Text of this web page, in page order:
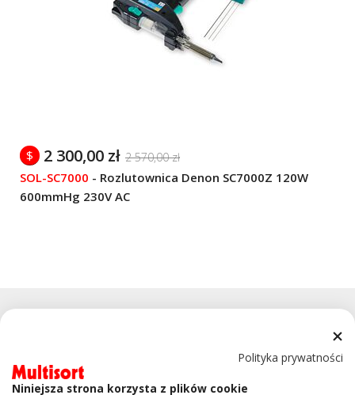
2 300,00 zł 2 570,00 zł
$
SOL-SC7000 - Rozlutownica Denon SC7000Z 120W
600mmHg 230V AC
Polityka prywatności
Niniejsza strona korzysta z plików cookie